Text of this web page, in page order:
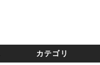
カテゴリ